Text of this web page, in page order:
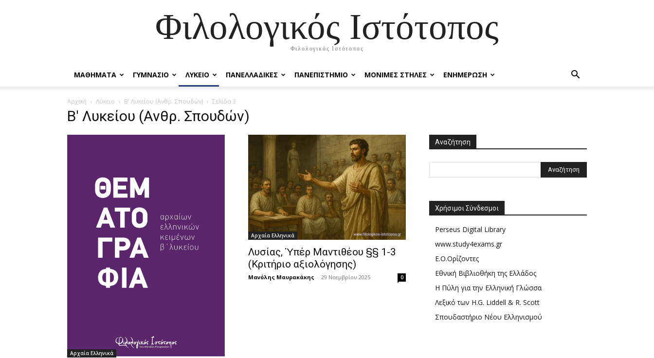
Φιλολογικός Ιστότοπος
Φιλολογικός Ιστότοπος
ΜΑΘΗΜΑΤΑ ΓΥΜΝΑΣΙΟ ΛΥΚΕΙΟ ΠΑΝΕΛΛΑΔΙΚΕΣ ΠΑΝΕΠΙΣΤΗΜΙΟ ΜΟΝΙΜΕΣ ΣΤΗΛΕΣ ΕΝΗΜΕΡΩΣΗ
Αρχική Λύκειο Β' Λυκείου (Ανθρ. Σπουδών) Σελίδα 3
Β' Λυκείου (Ανθρ. Σπουδών)
Αρχαία Ελληνικά
Αρχαία Ελληνικά
Λυσίας, Ὑπέρ Μαντιθέου §§ 1-3
(Κριτήριο αξιολόγησης)
Μανόλης Μαυρακάκης - 29 Νοεμβρίου 2025 0
Αναζήτηση
Χρήσιμοι Σύνδεσμοι
Perseus Digital Library
www.study4exams.gr
Ε.Ο.Ορίζοντες
Εθνική Βιβλιοθήκη της Ελλάδος
Η Πύλη για την Ελληνική Γλώσσα
Λεξικό των H.G. Liddell & R. Scott
Σπουδαστήριο Νέου Ελληνισμού